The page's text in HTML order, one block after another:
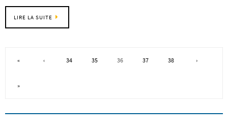
LIRE LA SUITE
« ‹ 34 35 36 37 38 ›
»